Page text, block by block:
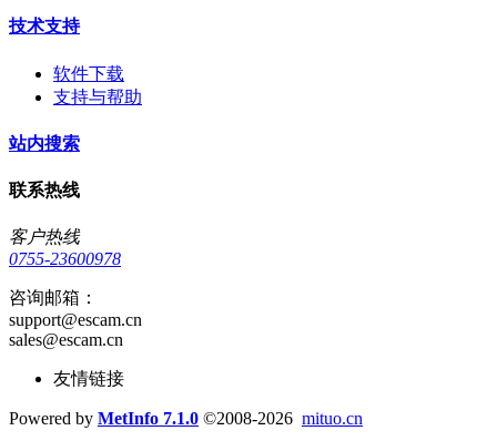
技术支持
软件下载
支持与帮助
站内搜索
联系热线
客户热线
0755-23600978
咨询邮箱：
support@escam.cn
sales@escam.cn
友情链接
Powered by MetInfo 7.1.0 ©2008-2026 mituo.cn